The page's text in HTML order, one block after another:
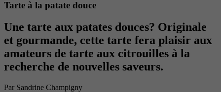
Tarte à la patate douce
Une tarte aux patates douces? Originale
et gourmande, cette tarte fera plaisir aux
amateurs de tarte aux citrouilles à la
recherche de nouvelles saveurs.
Par Sandrine Champigny